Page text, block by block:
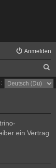
Anmelden
u
ein Vertrag